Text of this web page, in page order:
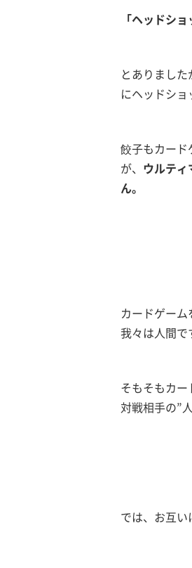
「ヘッドシ
とありまし
にヘッドシ
餃子もカード
が、 ウルテ
ん。
カードゲー
我々は人間で
そもそもカー
対戦相手の”
では、お互い